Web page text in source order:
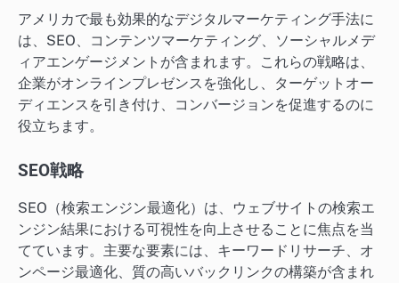
アメリカで最も効果的なデジタルマーケティング手法に
は、SEO、コンテンツマーケティング、ソーシャルメデ
ィアエンゲージメントが含まれます。これらの戦略は、
企業がオンラインプレゼンスを強化し、ターゲットオー
ディエンスを引き付け、コンバージョンを促進するのに
役立ちます。
SEO戦略
SEO（検索エンジン最適化）は、ウェブサイトの検索エ
ンジン結果における可視性を向上させることに焦点を当
てています。主要な要素には、キーワードリサーチ、オ
ンページ最適化、質の高いバックリンクの構築が含まれ